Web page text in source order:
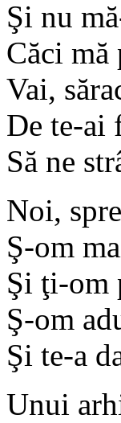
Şi nu
Căci mă
Vai,
De te-ai
Să ne
Noi,
Ş-om
Şi ţi-om
Ş-om
Şi te-a
Unui